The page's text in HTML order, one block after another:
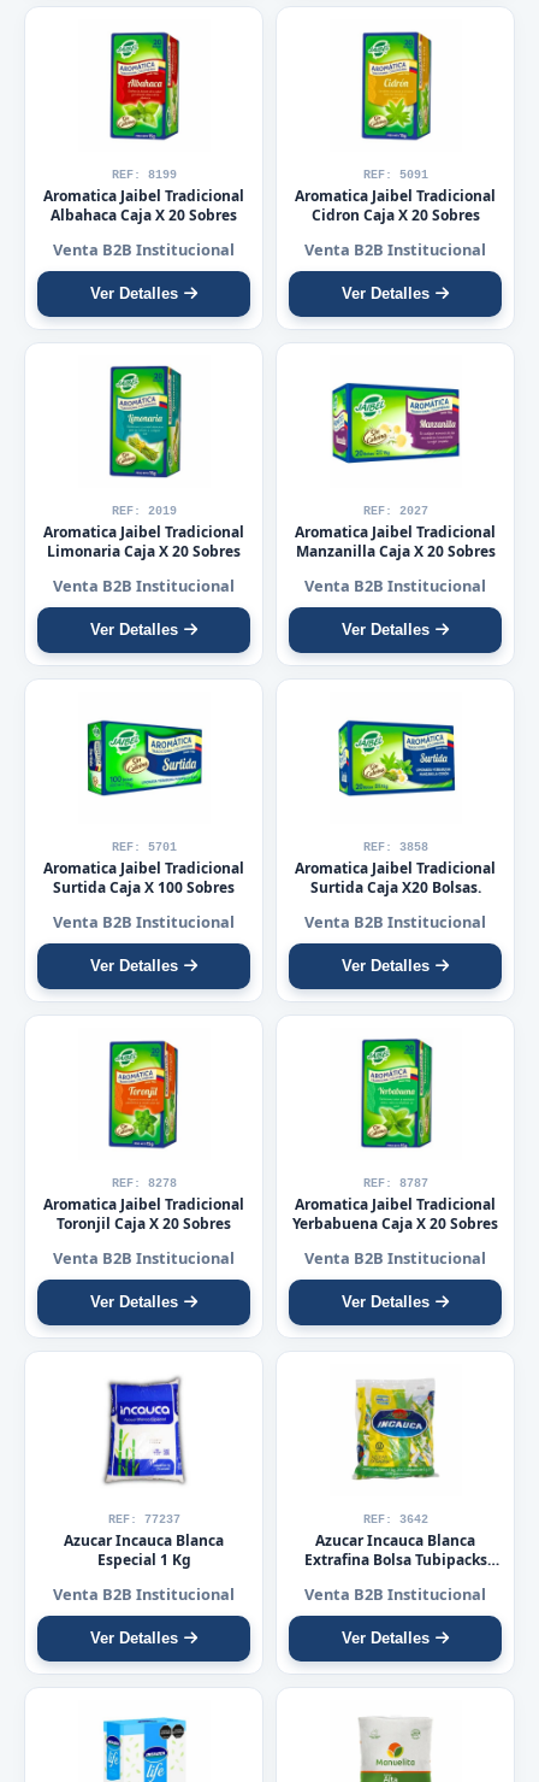
REF: 8199
Aromatica Jaibel Tradicional
Albahaca Caja X 20 Sobres
Venta B2B Institucional
Ver Detalles
REF: 5091
Aromatica Jaibel Tradicional
Cidron Caja X 20 Sobres
Venta B2B Institucional
Ver Detalles
REF: 2019
Aromatica Jaibel Tradicional
Limonaria Caja X 20 Sobres
Venta B2B Institucional
Ver Detalles
REF: 2027
Aromatica Jaibel Tradicional
Manzanilla Caja X 20 Sobres
Venta B2B Institucional
Ver Detalles
REF: 5701
Aromatica Jaibel Tradicional
Surtida Caja X 100 Sobres
Venta B2B Institucional
Ver Detalles
REF: 3858
Aromatica Jaibel Tradicional
Surtida Caja X20 Bolsas.
Venta B2B Institucional
Ver Detalles
REF: 8278
Aromatica Jaibel Tradicional
Toronjil Caja X 20 Sobres
Venta B2B Institucional
Ver Detalles
REF: 8787
Aromatica Jaibel Tradicional
Yerbabuena Caja X 20 Sobres
Venta B2B Institucional
Ver Detalles
REF: 77237
Azucar Incauca Blanca
Especial 1 Kg
Venta B2B Institucional
Ver Detalles
REF: 3642
Azucar Incauca Blanca
Extrafina Bolsa Tubipacks
Venta B2B Institucional
Ver Detalles